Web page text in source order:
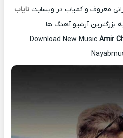
معروف و کمیاب در وبسایت نایاب
بزرگترین آرشیو آهنگ ها
Download New Music Amir